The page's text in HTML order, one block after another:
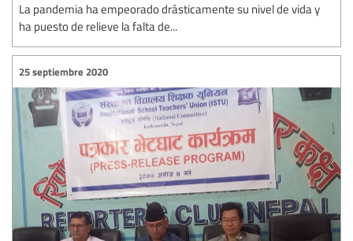
La pandemia ha empeorado drásticamente su nivel de vida y
ha puesto de relieve la falta de...
25 septiembre 2020